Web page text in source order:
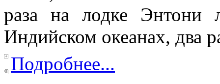
раза на лодке
Индийском океанах, два
Подробнее...